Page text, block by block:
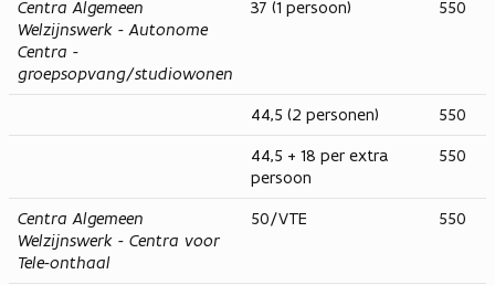
Centra Algemeen
Welzijnswerk - Autonome
Centra -
groepsopvang/studiowonen
37 (1 persoon) 550
44,5 (2 personen)
550
44,5 + 18 per extra
persoon
550
Centra Algemeen
Welzijnswerk - Centra voor
Tele-onthaal
50/VTE 550